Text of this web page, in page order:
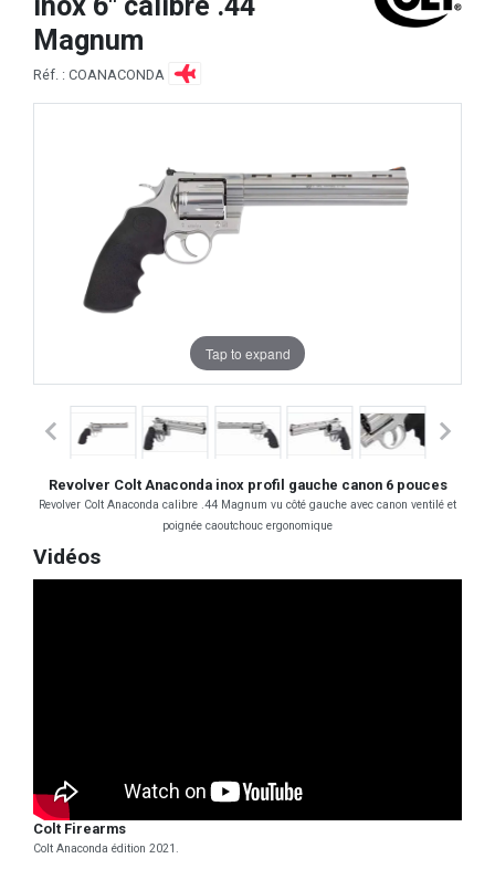
Magnum
Réf. : COANACONDA
Tap to expand
Revolver Colt Anaconda inox profil gauche canon 6 pouces
Revolver Colt Anaconda calibre .44 Magnum vu côté gauche avec canon ventilé et
poignée caoutchouc ergonomique
Vidéos
Colt Firearms
Colt Anaconda édition 2021.